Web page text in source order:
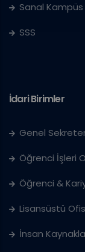
Sanal Kampüs
SSS
İdari Birimler
Genel
Öğrenci İşleri
Öğrenci &
Lisansüstü
İnsan